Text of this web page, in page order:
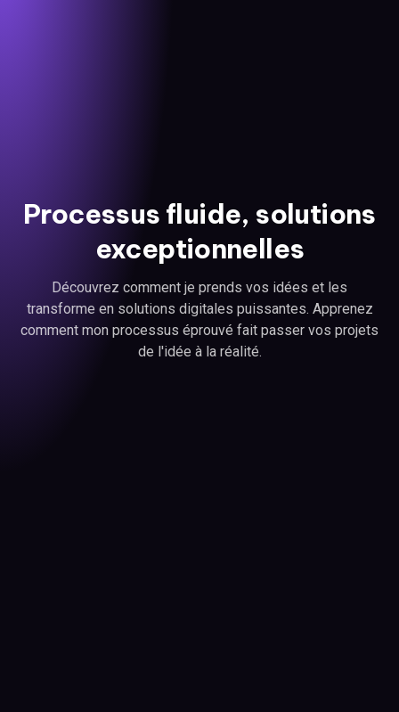
Processus fluide, solutions
exceptionnelles
Découvrez comment je prends vos idées et les
transforme en solutions digitales puissantes. Apprenez
comment mon processus éprouvé fait passer vos projets
de l'idée à la réalité.